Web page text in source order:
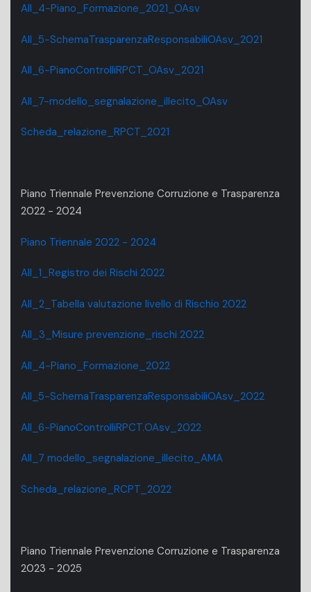
All_4-Piano_Formazione_2021_OAsv
All_5-SchemaTrasparenzaResponsabiliOAsv_2021
All_6-PianoControlliRPCT_OAsv_2021
All_7-modello_segnalazione_illecito_OAsv
Scheda_relazione_RPCT_2021
Piano Triennale Prevenzione Corruzione e Trasparenza
2022 - 2024
Piano Triennale 2022 - 2024
All_1_Registro dei Rischi 2022
All_2_Tabella valutazione livello di Rischio 2022
All_3_Misure prevenzione_rischi 2022
All_4-Piano_Formazione_2022
All_5-SchemaTrasparenzaResponsabiliOAsv_2022
All_6-PianoControlliRPCT.OAsv_2022
All_7 modello_segnalazione_illecito_AMA
Scheda_relazione_RCPT_2022
Piano Triennale Prevenzione Corruzione e Trasparenza
2023 - 2025